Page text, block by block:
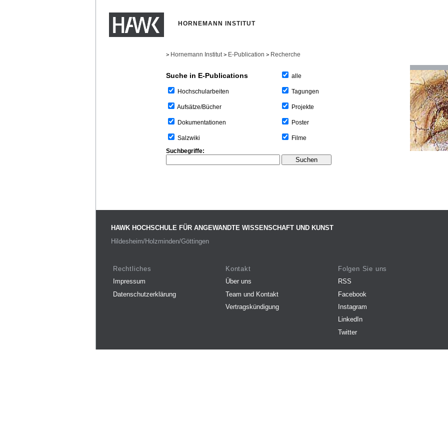
HORNEMANN INSTITUT
> Hornemann Institut > E-Publication > Recherche
Suche in E-Publications
Hochschularbeiten
Aufsätze/Bücher
Dokumentationen
Salzwiki
alle
Tagungen
Projekte
Poster
Filme
Suchbegriffe:
HAWK HOCHSCHULE FÜR ANGEWANDTE WISSENSCHAFT UND KUNST
Hildesheim/Holzminden/Göttingen
Rechtliches
Impressum
Datenschutzerklärung
Kontakt
Über uns
Team und Kontakt
Vertragskündigung
Folgen Sie uns
RSS
Facebook
Instagram
LinkedIn
Twitter